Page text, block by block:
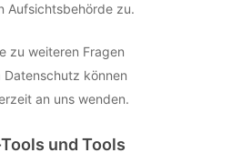
Aufsichtsbehörde zu.
zu weiteren Fragen
Datenschutz können
an uns wenden.
und Tools